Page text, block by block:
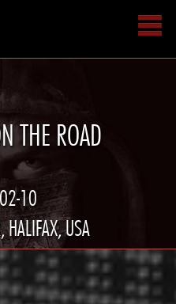
THE ROAD
10
HALIFAX, USA
ELSE TO ROAM